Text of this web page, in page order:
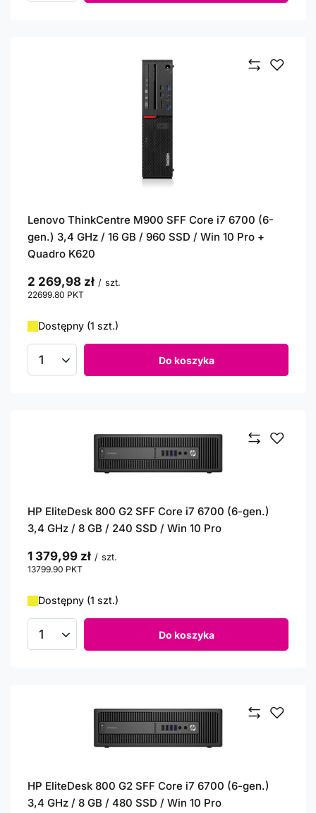
Lenovo ThinkCentre M900 SFF Core i7 6700 (6-
gen.) 3,4 GHz / 16 GB / 960 SSD / Win 10 Pro +
Quadro K620
2 269,98 zł / szt.
22699.80 PKT
Dostępny (1 szt.)
Ilość produktów Do koszyka
HP EliteDesk 800 G2 SFF Core i7 6700 (6-gen.)
3,4 GHz / 8 GB / 240 SSD / Win 10 Pro
1 379,99 zł / szt.
13799.90 PKT
Dostępny (1 szt.)
Ilość produktów Do koszyka
HP EliteDesk 800 G2 SFF Core i7 6700 (6-gen.)
3,4 GHz / 8 GB / 480 SSD / Win 10 Pro